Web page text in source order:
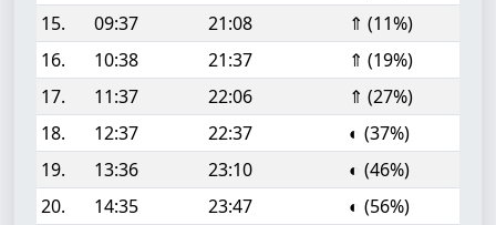
15.
09:37 21:08
⇑ (11%)
16.
10:38 21:37
⇑ (19%)
17.
11:37 22:06
⇑ (27%)
18.
12:37 22:37
◐ (37%)
19.
13:36 23:10
◐ (46%)
20.
14:35 23:47
◐ (56%)